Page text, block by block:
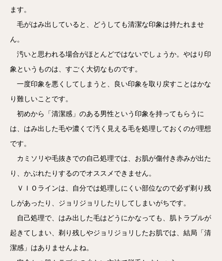
ます。
毛がはみ出していると、どうしても清潔な印象は持たれませ
ん。
汚いと思われる場合がほとんどではないでしょうか。やはり印
象というものは、すごく大切なものです。
一度印象を悪くしてしまうと、良い印象を取り戻すことはかな
り難しいことです。
初めから「清潔感」のある男性という印象を持ってもらうに
は、はみ出した毛や濃くて汚く見える毛を処理しておくのが理想
です。
カミソリや毛抜きでの自己処理では、お肌が傷付き赤みが出た
り、かぶれたりするのでオススメできません。
ＶＩＯラインは、自分では処理しにくい部位なので必ず剃り残
しがあったり、ジョリジョリしたりしてしまいがちです。
自己処理で、はみ出した毛はどうにかなっても、肌トラブルが
起きてしまい、剃り残しやジョリジョリしたお肌では、結局「清
潔感」はありませんよね。